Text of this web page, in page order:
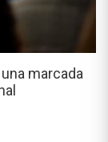
marcada